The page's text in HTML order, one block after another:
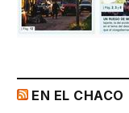
EN EL CHACO